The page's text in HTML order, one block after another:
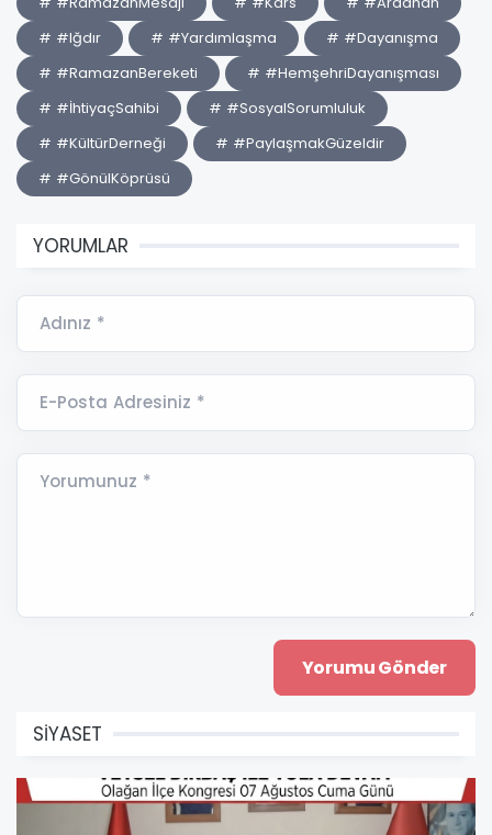
# #Iğdır
# #Yardımlaşma
# #Dayanışma
# #RamazanBereketi
# #HemşehriDayanışması
# #İhtiyaçSahibi
# #SosyalSorumluluk
# #KültürDerneği
# #PaylaşmakGüzeldir
# #GönülKöprüsü
YORUMLAR
Adınız *
E-Posta Adresiniz *
Yorumunuz *
SİYASET